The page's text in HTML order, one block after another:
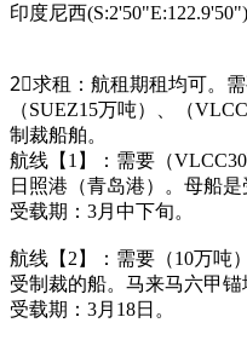
印度尼西(S:2'50"E:122.9'50")
2⃣求租：航租期租均可。
（SUEZ15万吨）、（
制裁船舶。
航线【1】：需要（
日照港（青岛港）。母船
受载期：3月中下旬。
航线【2】：需要（10万吨
受制裁的船。马来马六甲锚
受载期：3月18日。